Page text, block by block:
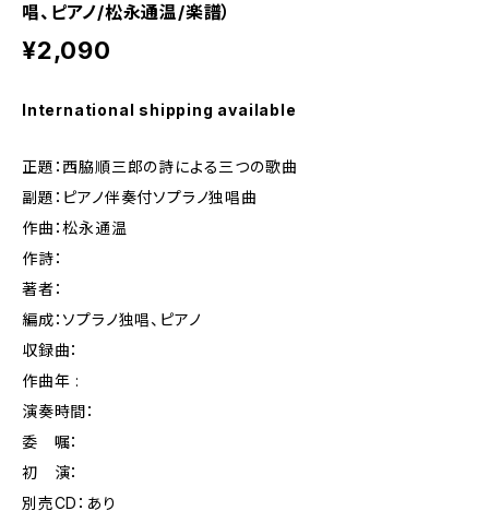
唱、ピアノ/松永通温/楽譜）
¥2,090
International shipping available
正題：西脇順三郎の詩による三つの歌曲
副題：ピアノ伴奏付ソプラノ独唱曲
作曲：松永通温
作詩：
著者：
編成：ソプラノ独唱、ピアノ
収録曲：
作曲年 :
演奏時間：
委 嘱：
初 演：
別売CD：あり